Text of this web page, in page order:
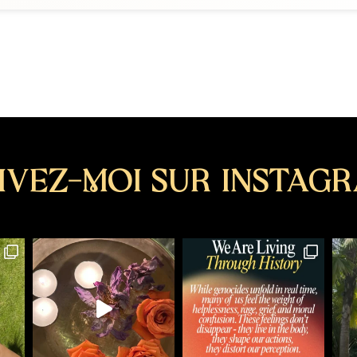
moi sur